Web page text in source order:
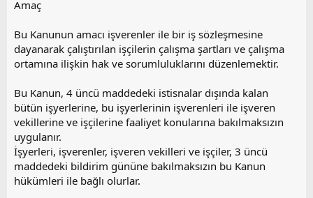
Amaç
Bu Kanunun amacı işverenler ile bir iş sözleşmesine
dayanarak çalıştırılan işçilerin çalışma şartları ve çalışma
ortamına ilişkin hak ve sorumluluklarını düzenlemektir.
Bu Kanun, 4 üncü maddedeki istisnalar dışında kalan
bütün işyerlerine, bu işyerlerinin işverenleri ile işveren
vekillerine ve işçilerine faaliyet konularına bakılmaksızın
uygulanır.
İşyerleri, işverenler, işveren vekilleri ve işçiler, 3 üncü
maddedeki bildirim gününe bakılmaksızın bu Kanun
hükümleri ile bağlı olurlar.